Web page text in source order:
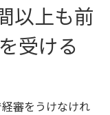
以上も前
受ける
審をうけなけれ